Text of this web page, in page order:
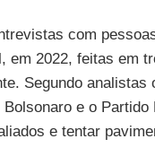
com
em 2022, feitas em
Segundo analistas
e o Partido
e tentar